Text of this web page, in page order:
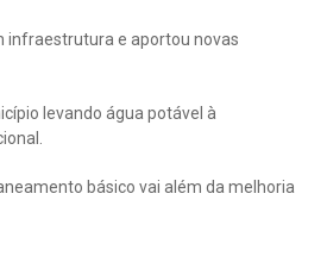
infraestrutura e aportou novas
levando água potável à
básico vai além da melhoria